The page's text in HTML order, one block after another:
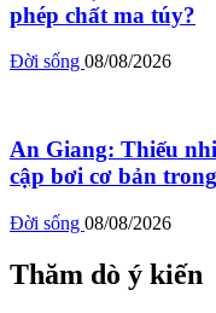
phép chất ma túy?
Đời sống 08/08/2026
An Giang: Thiếu
cập bơi cơ bản
Đời sống 08/08/2026
Thăm dò ý kiến